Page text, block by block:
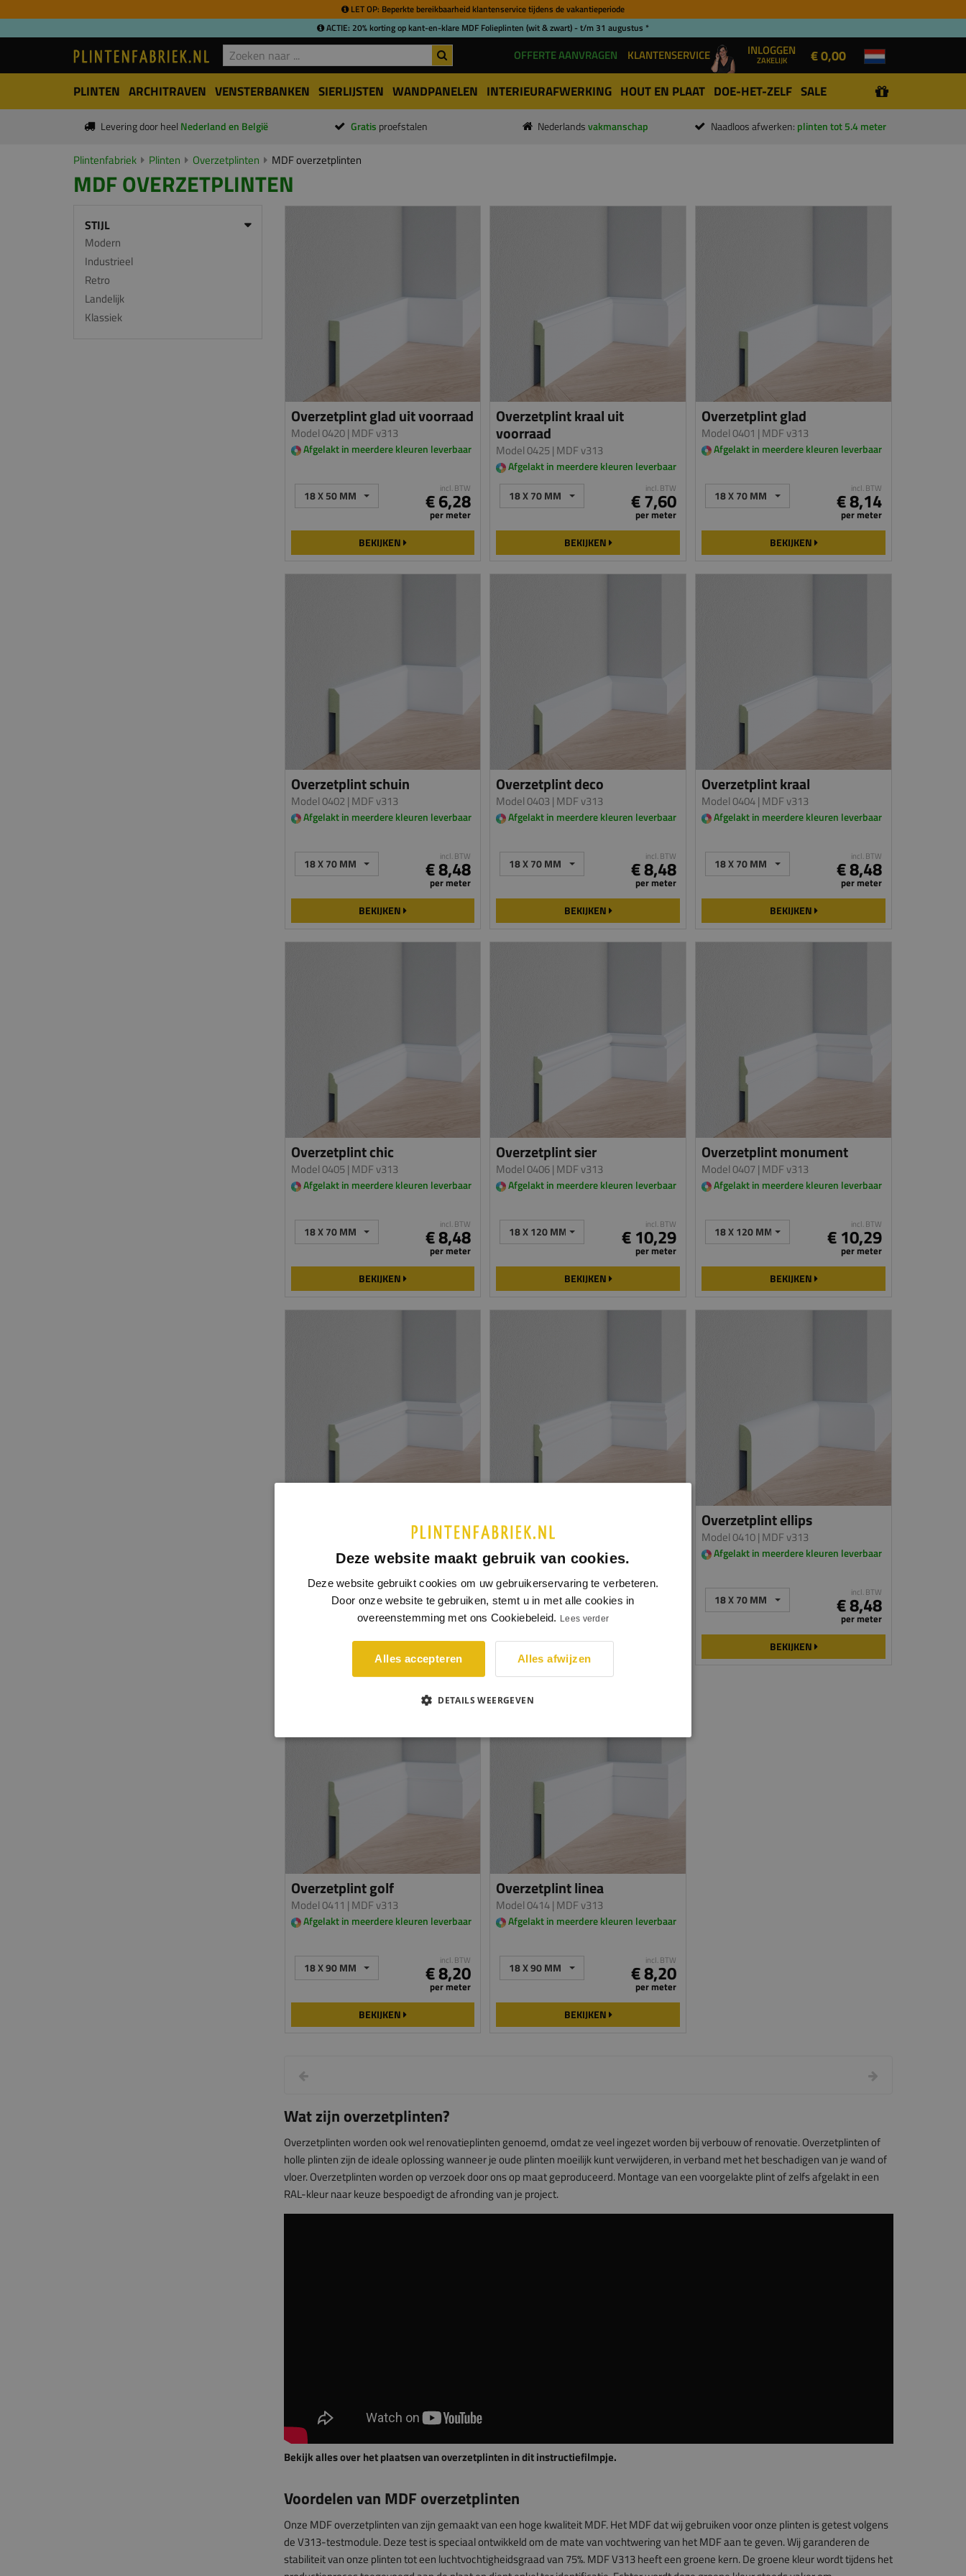
LET OP: Beperkte bereikbaarheid klantenservice tijdens de vakantieperiode
ACTIE: 20% korting op kant-en-klare MDF Folieplinten (wit & zwart) - t/m 31 augustus *
OFFERTE AANVRAGEN KLANTENSERVICE INLOGGEN
ZAKELIJK € 0,00
PLINTEN ARCHITRAVEN VENSTERBANKEN SIERLIJSTEN WANDPANELEN INTERIEURAFWERKING HOUT EN PLAAT DOE-HET-ZELF SALE
Levering door heel Nederland en België Gratis proefstalen Nederlands vakmanschap Naadloos afwerken: plinten tot 5.4 meter
Plintenfabriek Plinten Overzetplinten MDF overzetplinten
MDF OVERZETPLINTEN
STIJL
Modern
Industrieel
Retro
Landelijk
Klassiek
Overzetplint glad uit voorraad
Model 0420| MDF v313
Afgelakt in meerdere kleuren leverbaar
18 X 50 MM incl. BTW
€ 6,28
per meter
BEKIJKEN
Overzetplint kraal uit
voorraad
Model 0425| MDF v313
Afgelakt in meerdere kleuren leverbaar
18 X 70 MM incl. BTW
€ 7,60
per meter
BEKIJKEN
Overzetplint glad
Model 0401 | MDF v313
Afgelakt in meerdere kleuren leverbaar
18 X 70 MM incl. BTW
€ 8,14
per meter
BEKIJKEN
Overzetplint schuin
Model 0402| MDF v313
Afgelakt in meerdere kleuren leverbaar
18 X 70 MM incl. BTW
€ 8,48
per meter
BEKIJKEN
Overzetplint deco
Model 0403 | MDF v313
Afgelakt in meerdere kleuren leverbaar
18 X 70 MM incl. BTW
€ 8,48
per meter
BEKIJKEN
Overzetplint kraal
Model 0404| MDF v313
Afgelakt in meerdere kleuren leverbaar
18 X 70 MM incl. BTW
€ 8,48
per meter
BEKIJKEN
Overzetplint chic
Model 0405| MDF v313
Afgelakt in meerdere kleuren leverbaar
18 X 70 MM incl. BTW
€ 8,48
per meter
BEKIJKEN
Overzetplint sier
Model 0406| MDF v313
Afgelakt in meerdere kleuren leverbaar
18 X 120 MM incl. BTW
€ 10,29
per meter
BEKIJKEN
Overzetplint monument
Model 0407 | MDF v313
Afgelakt in meerdere kleuren leverbaar
18 X 120 MM incl. BTW
€ 10,29
per meter
BEKIJKEN
Overzetplint elegance
Afgelakt in meerdere kleuren leverbaar
18 X 120 MM € 10,29
per meter
Overzetplint classique
Model 0409| MDF v313
Afgelakt in meerdere kleuren leverbaar
18 X 120 MM € 10,29
BEKIJKEN
Overzetplint ellips
Model 0410| MDF v313
Afgelakt in meerdere kleuren leverbaar
18 X 70 MM incl. BTW
€ 8,48
per meter
BEKIJKEN
Overzetplint golf
Model 0411 | MDF v313
Afgelakt in meerdere kleuren leverbaar
18 X 90 MM incl. BTW
€ 8,20
per meter
BEKIJKEN
Overzetplint linea
Model 0414| MDF v313
Afgelakt in meerdere kleuren leverbaar
18 X 90 MM incl. BTW
€ 8,20
per meter
BEKIJKEN
Wat zijn overzetplinten?
Overzetplinten worden ook wel renovatieplinten genoemd, omdat ze veel ingezet worden bij verbouw of renovatie. Overzetplinten of
holle plinten zijn de ideale oplossing wanneer je oude plinten moeilijk kunt verwijderen, in verband met het beschadigen van je wand of
vloer. Overzetplinten worden op verzoek door ons op maat geproduceerd. Montage van een voorgelakte plint of zelfs afgelakt in een
RAL-kleur naar keuze bespoedigt de afronding van je project.
Bekijk alles over het plaatsen van overzetplinten in dit instructiefilmpje.
Voordelen van MDF overzetplinten
Onze MDF overzetplinten van zijn gemaakt van een hoge kwaliteit MDF. Het MDF dat wij gebruiken voor onze plinten is getest volgens
de V313-testmodule. Deze test is speciaal ontwikkeld om de mate van vochtwering van het MDF aan te geven. Wij garanderen de
stabiliteit van onze plinten tot een luchtvochtigheidsgraad van 75%. MDF V313 heeft een groene kern. De groene kleur wordt tijdens het
Deze website maakt gebruik van cookies.
Deze website gebruikt cookies om uw gebruikerservaring te verbeteren.
Door onze website te gebruiken, stemt u in met alle cookies in
overeenstemming met ons Cookiebeleid. Lees verder
Alles accepteren Alles afwijzen
DETAILS WEERGEVEN